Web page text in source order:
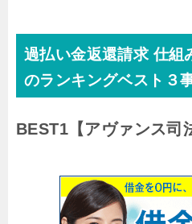
過払い金返還請求 仕組
のランキングベスト３
BEST1 【アヴァンス司